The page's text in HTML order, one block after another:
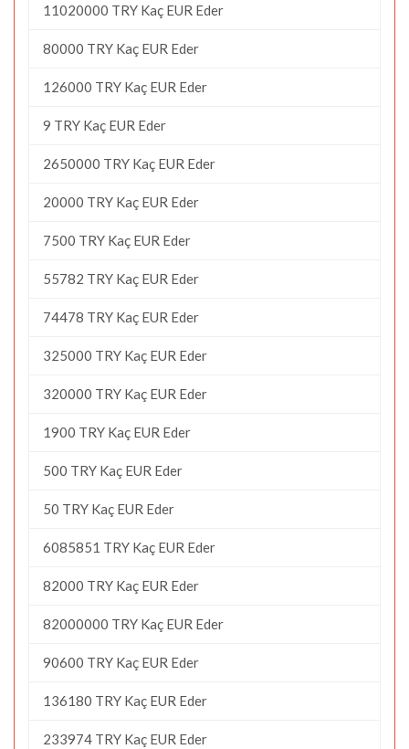
11020000 TRY Kaç EUR Eder
80000 TRY Kaç EUR Eder
126000 TRY Kaç EUR Eder
9 TRY Kaç EUR Eder
2650000 TRY Kaç EUR Eder
20000 TRY Kaç EUR Eder
7500 TRY Kaç EUR Eder
55782 TRY Kaç EUR Eder
74478 TRY Kaç EUR Eder
325000 TRY Kaç EUR Eder
320000 TRY Kaç EUR Eder
1900 TRY Kaç EUR Eder
500 TRY Kaç EUR Eder
50 TRY Kaç EUR Eder
6085851 TRY Kaç EUR Eder
82000 TRY Kaç EUR Eder
82000000 TRY Kaç EUR Eder
90600 TRY Kaç EUR Eder
136180 TRY Kaç EUR Eder
233974 TRY Kaç EUR Eder